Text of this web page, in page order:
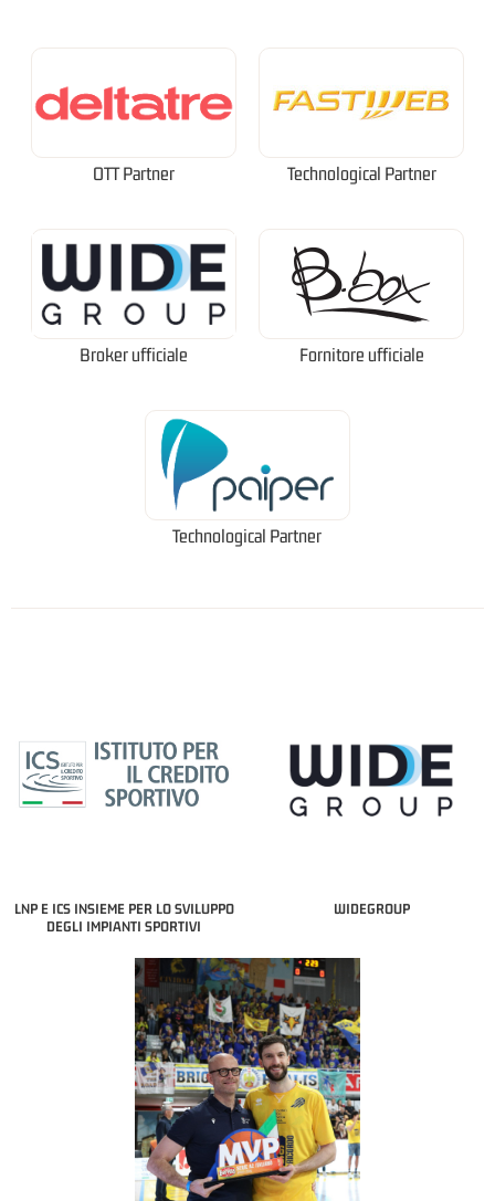
OTT Partner Technological Partner
Broker ufficiale Fornitore ufficiale
Technological Partner
LNP E ICS INSIEME PER LO SVILUPPO
DEGLI IMPIANTI SPORTIVI
WIDEGROUP